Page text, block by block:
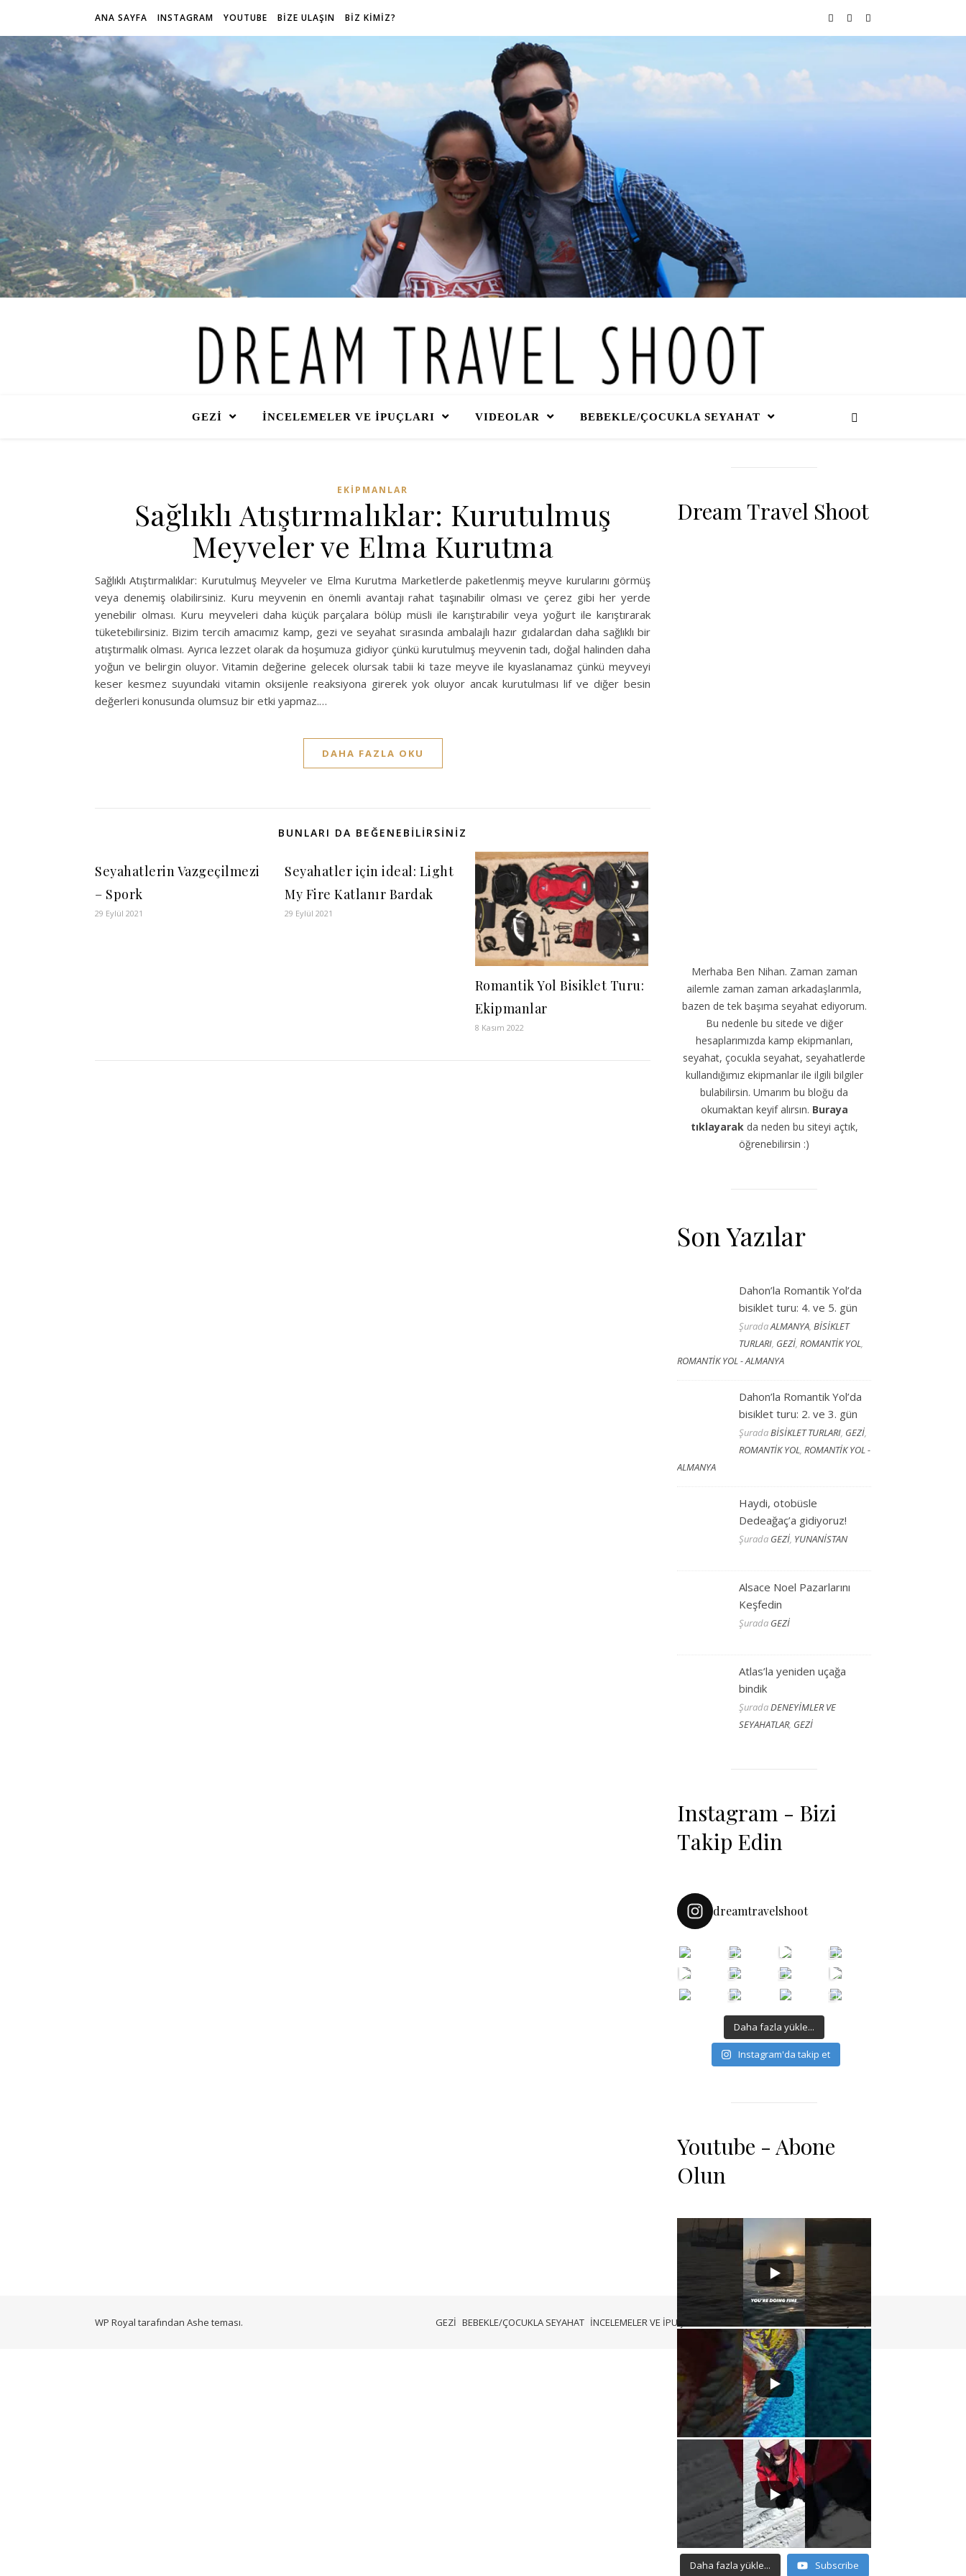
ANA SAYFA INSTAGRAM YOUTUBE BİZE ULAŞIN BİZ KİMİZ?
GEZİ İNCELEMELER VE İPUÇLARI VIDEOLAR BEBEKLE/ÇOCUKLA SEYAHAT
EKİPMANLAR
Sağlıklı Atıştırmalıklar: Kurutulmuş
Meyveler ve Elma Kurutma
Sağlıklı Atıştırmalıklar: Kurutulmuş Meyveler ve Elma Kurutma ​Marketlerde paketlenmiş meyve kurularını görmüş
veya denemiş olabilirsiniz. Kuru meyvenin en önemli avantajı rahat taşınabilir olması ve çerez gibi her yerde
yenebilir olması. Kuru meyveleri daha küçük parçalara bölüp müsli ile karıştırabilir veya yoğurt ile karıştırarak
tüketebilirsiniz. Bizim tercih amacımız kamp, gezi ve seyahat sırasında ambalajlı hazır gıdalardan daha sağlıklı bir
atıştırmalık olması. Ayrıca lezzet olarak da hoşumuza gidiyor çünkü kurutulmuş meyvenin tadı, doğal halinden daha
yoğun ve belirgin oluyor. Vitamin değerine gelecek olursak tabii ki taze meyve ile kıyaslanamaz çünkü meyveyi
keser kesmez suyundaki vitamin oksijenle reaksiyona girerek yok oluyor ancak kurutulması lif ve diğer besin
değerleri konusunda olumsuz bir etki yapmaz.…
DAHA FAZLA OKU
BUNLARI DA BEĞENEBILIRSINIZ
Seyahatlerin Vazgeçilmezi
– Spork
29 Eylül 2021
Seyahatler için ideal: Light
My Fire Katlanır Bardak
29 Eylül 2021
Romantik Yol Bisiklet Turu:
Ekipmanlar
8 Kasım 2022
Dream Travel Shoot
Merhaba Ben Nihan. Zaman zaman
ailemle zaman zaman arkadaşlarımla,
bazen de tek başıma seyahat ediyorum.
Bu nedenle bu sitede ve diğer
hesaplarımızda kamp ekipmanları,
seyahat, çocukla seyahat, seyahatlerde
kullandığımız ekipmanlar ile ilgili bilgiler
bulabilirsin. Umarım bu bloğu da
okumaktan keyif alırsın. Buraya
tıklayarakda neden bu siteyi açtık,
öğrenebilirsin :)
Son Yazılar
Dahon’la Romantik Yol’da
bisiklet turu: 4. ve 5. gün
ŞuradaALMANYA,BİSİKLET
TURLARI, GEZİ,ROMANTİK YOL,
ROMANTİK YOL - ALMANYA
Dahon’la Romantik Yol’da
bisiklet turu: 2. ve 3. gün
ŞuradaBİSİKLET TURLARI, GEZİ,
ROMANTİK YOL,ROMANTİK YOL -
ALMANYA
Haydi, otobüsle
Dedeağaç’a gidiyoruz!
Şurada GEZİ, YUNANİSTAN
Alsace Noel Pazarlarını
Keşfedin
Şurada GEZİ
Atlas’la yeniden uçağa
bindik
ŞuradaDENEYİMLER VE
SEYAHATLAR, GEZİ
Instagram - Bizi
Takip Edin
dreamtravelshoot
Daha fazla yükle...
Instagram'da takip et
Youtube - Abone
Olun
Daha fazla yükle... Subscribe
GEZİ BEBEKLE/ÇOCUKLA SEYAHAT İNCELEMELER VE İPUÇLARI BİZ KİMİZ? BİZE ULAŞIN
WP Royal tarafından Ashe teması.